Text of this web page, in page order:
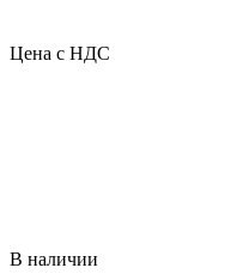
Цена с НДС
В наличии